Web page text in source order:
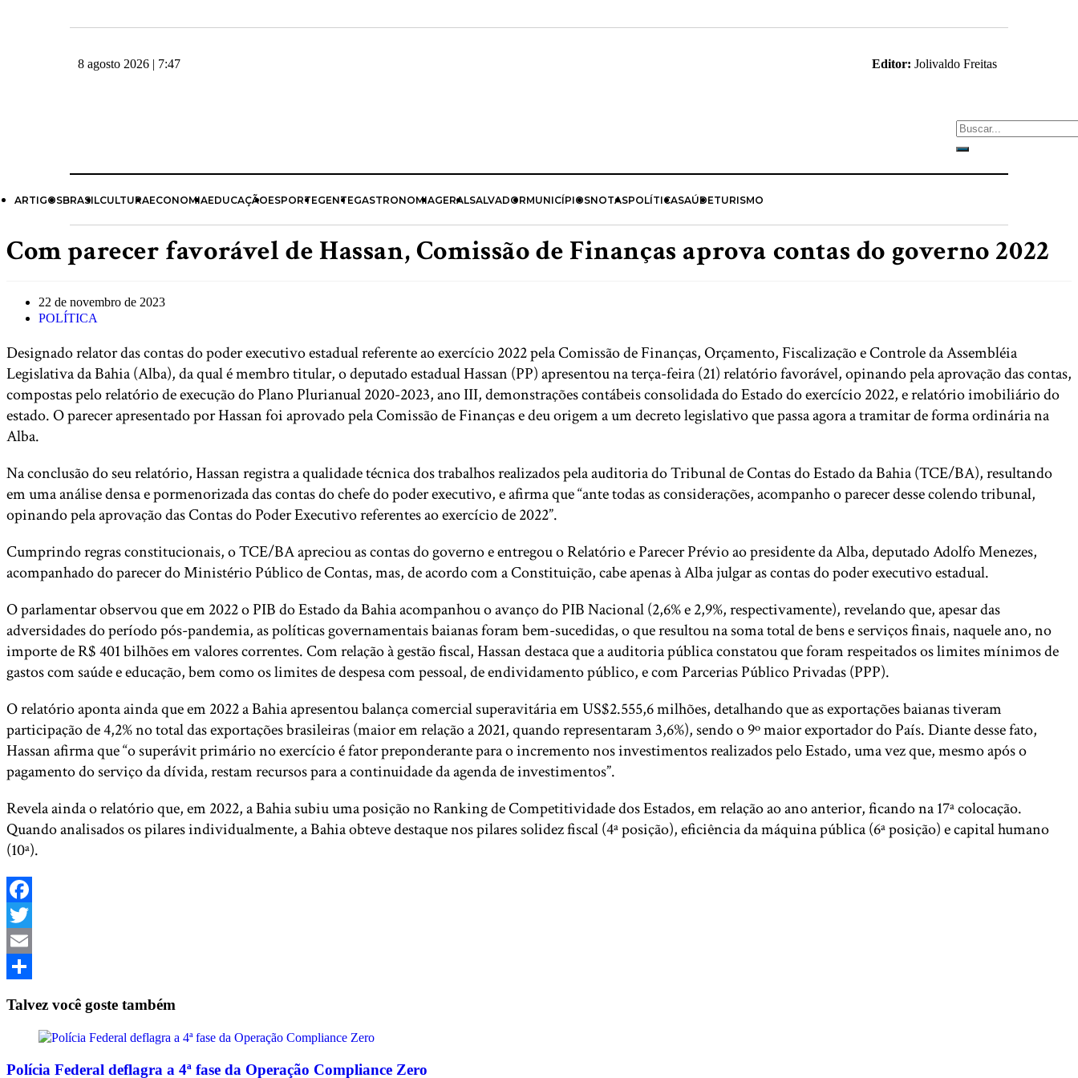
8 agosto 2026 | 7:47 Editor:Jolivaldo Freitas
ARTIGOSBRASILCULTURAECONOMIAEDUCAÇÃOESPORTEGENTEGASTRONOMIAGERALSALVADORMUNICÍPIOSNOTASPOLÍTICASAÚDETURISMO
Com parecer favorável de Hassan, Comissão de Finanças aprova contas do governo 2022
22 de novembro de 2023
POLÍTICA
Designado relator das contas do poder executivo estadual referente ao exercício 2022 pela Comissão de Finanças, Orçamento, Fiscalização e Controle da Assembléia
Legislativa da Bahia (Alba), da qual é membro titular, o deputado estadual Hassan (PP) apresentou na terça-feira (21) relatório favorável, opinando pela aprovação das contas,
compostas pelo relatório de execução do Plano Plurianual 2020-2023, ano III, demonstrações contábeis consolidada do Estado do exercício 2022, e relatório imobiliário do
estado. O parecer apresentado por Hassan foi aprovado pela Comissão de Finanças e deu origem a um decreto legislativo que passa agora a tramitar de forma ordinária na
Alba.
Na conclusão do seu relatório, Hassan registra a qualidade técnica dos trabalhos realizados pela auditoria do Tribunal de Contas do Estado da Bahia (TCE/BA), resultando
em uma análise densa e pormenorizada das contas do chefe do poder executivo, e afirma que “ante todas as considerações, acompanho o parecer desse colendo tribunal,
opinando pela aprovação das Contas do Poder Executivo referentes ao exercício de 2022”.
Cumprindo regras constitucionais, o TCE/BA apreciou as contas do governo e entregou o Relatório e Parecer Prévio ao presidente da Alba, deputado Adolfo Menezes,
acompanhado do parecer do Ministério Público de Contas, mas, de acordo com a Constituição, cabe apenas à Alba julgar as contas do poder executivo estadual.
O parlamentar observou que em 2022 o PIB do Estado da Bahia acompanhou o avanço do PIB Nacional (2,6% e 2,9%, respectivamente), revelando que, apesar das
adversidades do período pós-pandemia, as políticas governamentais baianas foram bem-sucedidas, o que resultou na soma total de bens e serviços finais, naquele ano, no
importe de R$ 401 bilhões em valores correntes. Com relação à gestão fiscal, Hassan destaca que a auditoria pública constatou que foram respeitados os limites mínimos de
gastos com saúde e educação, bem como os limites de despesa com pessoal, de endividamento público, e com Parcerias Público Privadas (PPP).
O relatório aponta ainda que em 2022 a Bahia apresentou balança comercial superavitária em US$2.555,6 milhões, detalhando que as exportações baianas tiveram
participação de 4,2% no total das exportações brasileiras (maior em relação a 2021, quando representaram 3,6%), sendo o 9º maior exportador do País. Diante desse fato,
Hassan afirma que “o superávit primário no exercício é fator preponderante para o incremento nos investimentos realizados pelo Estado, uma vez que, mesmo após o
pagamento do serviço da dívida, restam recursos para a continuidade da agenda de investimentos”.
Revela ainda o relatório que, em 2022, a Bahia subiu uma posição no Ranking de Competitividade dos Estados, em relação ao ano anterior, ficando na 17ª colocação.
Quando analisados os pilares individualmente, a Bahia obteve destaque nos pilares solidez fiscal (4ª posição), eficiência da máquina pública (6ª posição) e capital humano
(10ª).
Facebook
Twitter
Email
Talvez você goste também
Polícia Federal deflagra a 4ª fase da Operação Compliance Zero